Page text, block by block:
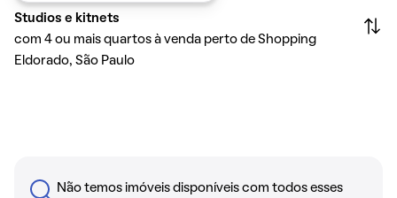
Studios e kitnets
com 4 ou mais quartos à venda perto de Shopping
Eldorado, São Paulo
Não temos imóveis disponíveis com todos esses